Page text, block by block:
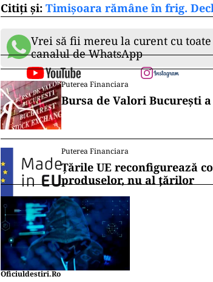
Citiți și: Timișoara rămâne în frig.
Vrei să fii mereu la curent cu
canalul de WhatsApp
Puterea Financiara
Bursa de Valori București
Puterea Financiara
Țările UE reconfigurează
produselor, nu al țărilor
Oficiuldestiri.ro